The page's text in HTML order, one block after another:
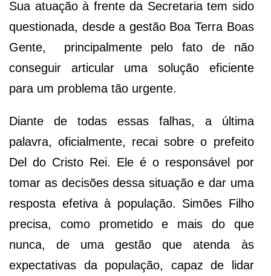
Sua atuação à frente da Secretaria tem sido
questionada, desde a gestão Boa Terra Boas
Gente, principalmente pelo fato de não
conseguir articular uma solução eficiente
para um problema tão urgente.
Diante de todas essas falhas, a última
palavra, oficialmente, recai sobre o prefeito
Del do Cristo Rei. Ele é o responsável por
tomar as decisões dessa situação e dar uma
resposta efetiva à população. Simões Filho
precisa, como prometido e mais do que
nunca, de uma gestão que atenda às
expectativas da população, capaz de lidar